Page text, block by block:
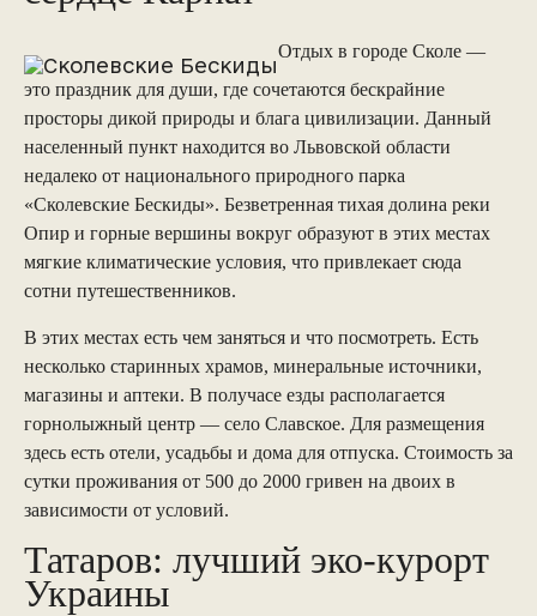
Отдых в городе Сколе —
это праздник для души, где сочетаются бескрайние
просторы дикой природы и блага цивилизации. Данный
населенный пункт находится во Львовской области
недалеко от национального природного парка
«Сколевские Бескиды». Безветренная тихая долина реки
Опир и горные вершины вокруг образуют в этих местах
мягкие климатические условия, что привлекает сюда
сотни путешественников.
В этих местах есть чем заняться и что посмотреть. Есть
несколько старинных храмов, минеральные источники,
магазины и аптеки. В получасе езды располагается
горнолыжный центр — село Славское. Для размещения
здесь есть отели, усадьбы и дома для отпуска. Стоимость за
сутки проживания от 500 до 2000 гривен на двоих в
зависимости от условий.
Татаров: лучший эко-курорт
Украины